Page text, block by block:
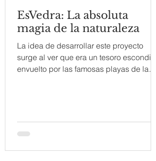
EsVedra: La absoluta
magia de la naturaleza
La idea de desarrollar este proyecto
surge al ver que era un tesoro
envuelto por las famosas playas de la